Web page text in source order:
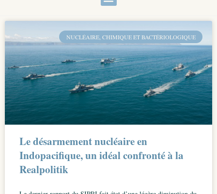
NUCLÉAIRE, CHIMIQUE ET BACTÉRIOLOGIQUE
Le désarmement nucléaire en
Indopacifique, un idéal confronté à la
Realpolitik